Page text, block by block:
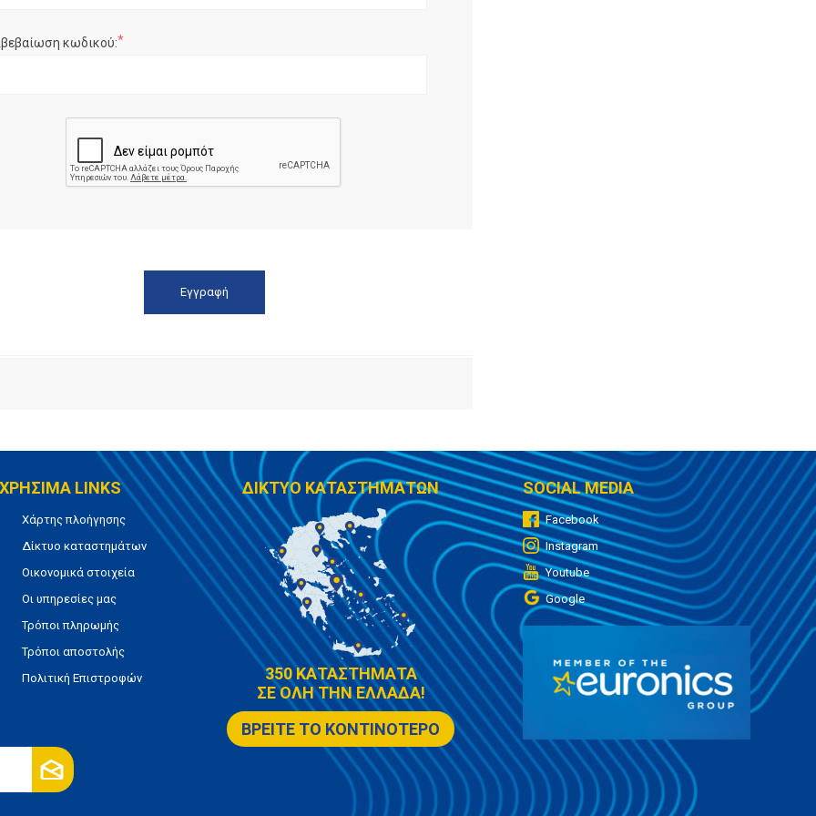
κωδικού:*
ΧΡΗΣΙΜΑ LINKS
Χάρτης πλοήγησης
Δίκτυο καταστημάτων
Οικονομικά στοιχεία
Οι υπηρεσίες μας
Τρόποι πληρωμής
Τρόποι αποστολής
Πολιτική Επιστροφών
ΔΙΚΤΥΟ ΚΑΤΑΣΤΗΜΑΤΩΝ
350 ΚΑΤΑΣΤΗΜΑΤΑ
ΣΕ ΟΛΗ ΤΗΝ ΕΛΛΑΔΑ!
ΒΡΕΙΤΕ ΤΟ ΚΟΝΤΙΝΟΤΕΡΟ
SOCIAL MEDIA
Facebook
Instagram
Youtube
Google